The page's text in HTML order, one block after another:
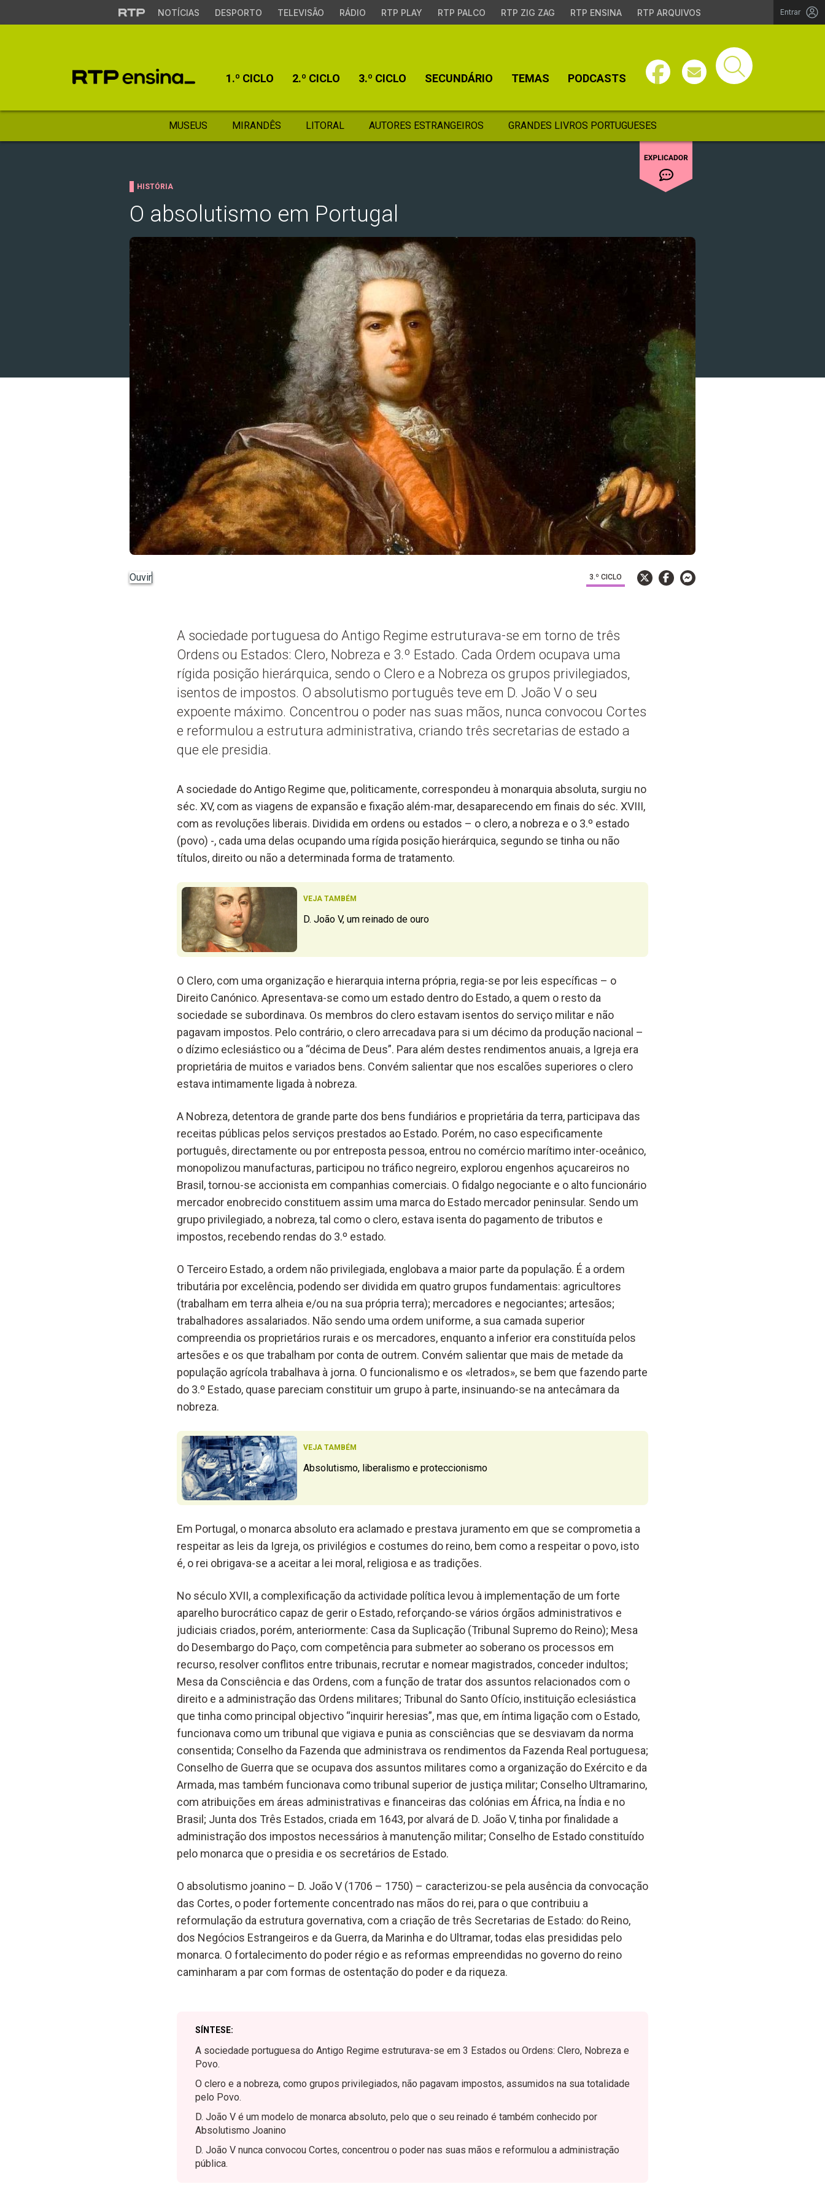
NOTÍCIAS DESPORTO TELEVISÃO RÁDIO RTP PLAY RTP PALCO RTP ZIG ZAG RTP ENSINA RTP ARQUIVOS Entrar
1.º CICLO 2.º CICLO 3.º CICLO SECUNDÁRIO TEMAS PODCASTS
MUSEUS MIRANDÊS LITORAL AUTORES ESTRANGEIROS GRANDES LIVROS PORTUGUESES
HISTÓRIA
O absolutismo em Portugal
Ouvir 3.º CICLO
A sociedade portuguesa do Antigo Regime estruturava-se em torno de três
Ordens ou Estados: Clero, Nobreza e 3.º Estado. Cada Ordem ocupava uma
rígida posição hierárquica, sendo o Clero e a Nobreza os grupos privilegiados,
isentos de impostos. O absolutismo português teve em D. João V o seu
expoente máximo. Concentrou o poder nas suas mãos, nunca convocou Cortes
e reformulou a estrutura administrativa, criando três secretarias de estado a
que ele presidia.
A sociedade do Antigo Regime que, politicamente, correspondeu à monarquia absoluta, surgiu no
séc. XV, com as viagens de expansão e fixação além-mar, desaparecendo em finais do séc. XVIII,
com as revoluções liberais. Dividida em ordens ou estados – o clero, a nobreza e o 3.º estado
(povo) -, cada uma delas ocupando uma rígida posição hierárquica, segundo se tinha ou não
títulos, direito ou não a determinada forma de tratamento.
VEJA TAMBÉM
D. João V, um reinado de ouro
O Clero, com uma organização e hierarquia interna própria, regia-se por leis específicas – o
Direito Canónico. Apresentava-se como um estado dentro do Estado, a quem o resto da
sociedade se subordinava. Os membros do clero estavam isentos do serviço militar e não
pagavam impostos. Pelo contrário, o clero arrecadava para si um décimo da produção nacional –
o dízimo eclesiástico ou a “décima de Deus”. Para além destes rendimentos anuais, a Igreja era
proprietária de muitos e variados bens. Convém salientar que nos escalões superiores o clero
estava intimamente ligada à nobreza.
A Nobreza, detentora de grande parte dos bens fundiários e proprietária da terra, participava das
receitas públicas pelos serviços prestados ao Estado. Porém, no caso especificamente
português, directamente ou por entreposta pessoa, entrou no comércio marítimo inter-oceânico,
monopolizou manufacturas, participou no tráfico negreiro, explorou engenhos açucareiros no
Brasil, tornou-se accionista em companhias comerciais. O fidalgo negociante e o alto funcionário
mercador enobrecido constituem assim uma marca do Estado mercador peninsular. Sendo um
grupo privilegiado, a nobreza, tal como o clero, estava isenta do pagamento de tributos e
impostos, recebendo rendas do 3.º estado.
O Terceiro Estado, a ordem não privilegiada, englobava a maior parte da população. É a ordem
tributária por excelência, podendo ser dividida em quatro grupos fundamentais: agricultores
(trabalham em terra alheia e/ou na sua própria terra); mercadores e negociantes; artesãos;
trabalhadores assalariados. Não sendo uma ordem uniforme, a sua camada superior
compreendia os proprietários rurais e os mercadores, enquanto a inferior era constituída pelos
artesões e os que trabalham por conta de outrem. Convém salientar que mais de metade da
população agrícola trabalhava à jorna. O funcionalismo e os «letrados», se bem que fazendo parte
do 3.º Estado, quase pareciam constituir um grupo à parte, insinuando-se na antecâmara da
nobreza.
VEJA TAMBÉM
Absolutismo, liberalismo e proteccionismo
Em Portugal, o monarca absoluto era aclamado e prestava juramento em que se comprometia a
respeitar as leis da Igreja, os privilégios e costumes do reino, bem como a respeitar o povo, isto
é, o rei obrigava-se a aceitar a lei moral, religiosa e as tradições.
No século XVII, a complexificação da actividade política levou à implementação de um forte
aparelho burocrático capaz de gerir o Estado, reforçando-se vários órgãos administrativos e
judiciais criados, porém, anteriormente: Casa da Suplicação (Tribunal Supremo do Reino); Mesa
do Desembargo do Paço, com competência para submeter ao soberano os processos em
recurso, resolver conflitos entre tribunais, recrutar e nomear magistrados, conceder indultos;
Mesa da Consciência e das Ordens, com a função de tratar dos assuntos relacionados com o
direito e a administração das Ordens militares; Tribunal do Santo Ofício, instituição eclesiástica
que tinha como principal objectivo “inquirir heresias”, mas que, em íntima ligação com o Estado,
funcionava como um tribunal que vigiava e punia as consciências que se desviavam da norma
consentida; Conselho da Fazenda que administrava os rendimentos da Fazenda Real portuguesa;
Conselho de Guerra que se ocupava dos assuntos militares como a organização do Exército e da
Armada, mas também funcionava como tribunal superior de justiça militar; Conselho Ultramarino,
com atribuições em áreas administrativas e financeiras das colónias em África, na Índia e no
Brasil; Junta dos Três Estados, criada em 1643, por alvará de D. João V, tinha por finalidade a
administração dos impostos necessários à manutenção militar; Conselho de Estado constituído
pelo monarca que o presidia e os secretários de Estado.
O absolutismo joanino – D. João V (1706 – 1750) – caracterizou-se pela ausência da convocação
das Cortes, o poder fortemente concentrado nas mãos do rei, para o que contribuiu a
reformulação da estrutura governativa, com a criação de três Secretarias de Estado: do Reino,
dos Negócios Estrangeiros e da Guerra, da Marinha e do Ultramar, todas elas presididas pelo
monarca. O fortalecimento do poder régio e as reformas empreendidas no governo do reino
caminharam a par com formas de ostentação do poder e da riqueza.
SÍNTESE:
A sociedade portuguesa do Antigo Regime estruturava-se em 3 Estados ou Ordens: Clero, Nobreza e
Povo.
O clero e a nobreza, como grupos privilegiados, não pagavam impostos, assumidos na sua totalidade
pelo Povo.
D. João V é um modelo de monarca absoluto, pelo que o seu reinado é também conhecido por
Absolutismo Joanino
D. João V nunca convocou Cortes, concentrou o poder nas suas mãos e reformulou a administração
pública.